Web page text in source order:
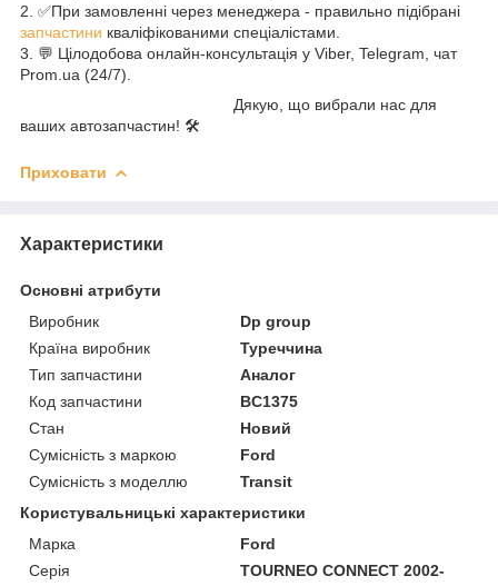
2. ✅При замовленні через менеджера - правильно підібрані
запчастини кваліфікованими спеціалістами.
3. 💬 Цілодобова онлайн-консультація у Viber, Telegram, чат
Prom.ua (24/7).
Дякую, що вибрали нас для
ваших автозапчастин! 🛠️
Приховати
Характеристики
Основні атрибути
Виробник
Dp group
Країна виробник
Туреччина
Тип запчастини
Аналог
Код запчастини
BC1375
Стан
Новий
Сумісність з маркою
Ford
Сумісність з моделлю
Transit
Користувальницькі характеристики
Марка
Ford
Серія
TOURNEO CONNECT 2002-